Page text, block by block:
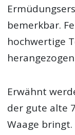
bemerkbar.
hochwertige
Erwähnt
der gute alte
Waage bringt.